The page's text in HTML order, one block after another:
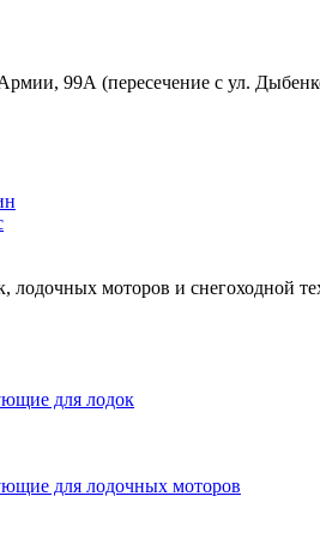
99А (пересечение с ул.
лодочных моторов и снегоходной
для лодок
для лодочных моторов